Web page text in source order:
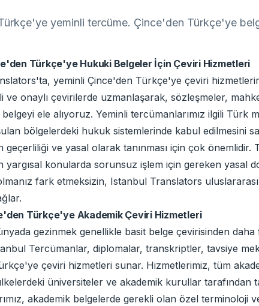
yeminli tercüme. Çince'den Türkçe'ye
Türkçe'ye Hukuki Belgeler İçin Çeviri Hizmetleri
yeminli Çince'den Türkçe'ye çeviri
ve onaylı çevirilerde uzmanlaşarak, sözleşmeler,
ele alıyoruz. Yeminli tercümanlarımız ilgili Türk
bölgelerdeki hukuk sistemlerinde kabul edilmesini
geçerliliği ve yasal olarak tanınması için çok önemlidir.
yargısal konularda sorunsuz işlem için gereken yasal
fark etmeksizin, Istanbul Translators
Türkçe'ye Akademik Çeviri Hizmetleri
gezinmek genellikle basit belge çevirisinden
Tercümanlar, diplomalar, transkriptler, tavsiye
çeviri hizmetleri sunar. Hizmetlerimiz, tüm
üniversiteler ve akademik kurullar tarafından
akademik belgelerde gerekli olan özel